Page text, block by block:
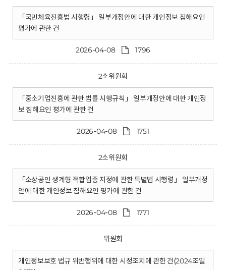
「국민체육진흥법 시행령」 일부개정안에 대한 개인정보 침해요인
평가에 관한 건
2026-04-08 1796
2소위원회
「중소기업진흥에 관한 법률 시행규칙」 일부개정안에 대한 개인정
보 침해요인 평가에 관한 건
2026-04-08 1751
2소위원회
「소상공인 생계형 적합업종 지정에 관한 특별법 시행령」 일부개정
안에 대한 개인정보 침해요인 평가에 관한 건
2026-04-08 1771
위원회
개인정보보호 법규 위반행위에 대한 시정조치에 관한 건(2024조일